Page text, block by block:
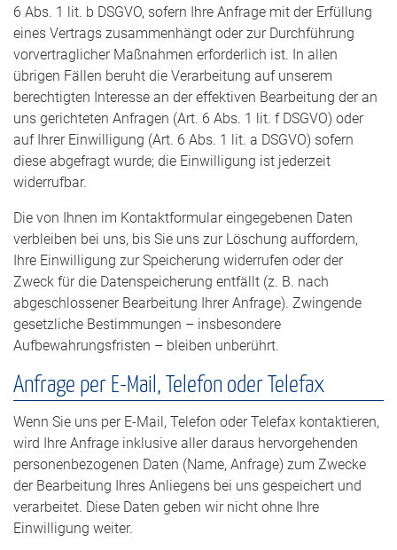
6 Abs. 1 lit. b DSGVO, sofern Ihre Anfrage mit der Erfüllung
eines Vertrags zusammenhängt oder zur Durchführung
vorvertraglicher Maßnahmen erforderlich ist. In allen
übrigen Fällen beruht die Verarbeitung auf unserem
berechtigten Interesse an der effektiven Bearbeitung der an
uns gerichteten Anfragen (Art. 6 Abs. 1 lit. f DSGVO) oder
auf Ihrer Einwilligung (Art. 6 Abs. 1 lit. a DSGVO) sofern
diese abgefragt wurde; die Einwilligung ist jederzeit
widerrufbar.
Die von Ihnen im Kontaktformular eingegebenen Daten
verbleiben bei uns, bis Sie uns zur Löschung auffordern,
Ihre Einwilligung zur Speicherung widerrufen oder der
Zweck für die Datenspeicherung entfällt (z. B. nach
abgeschlossener Bearbeitung Ihrer Anfrage). Zwingende
gesetzliche Bestimmungen – insbesondere
Aufbewahrungsfristen – bleiben unberührt.
Anfrage per E-Mail, Telefon oder Telefax
Wenn Sie uns per E-Mail, Telefon oder Telefax kontaktieren,
wird Ihre Anfrage inklusive aller daraus hervorgehenden
personenbezogenen Daten (Name, Anfrage) zum Zwecke
der Bearbeitung Ihres Anliegens bei uns gespeichert und
verarbeitet. Diese Daten geben wir nicht ohne Ihre
Einwilligung weiter.